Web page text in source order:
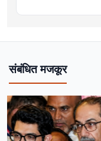
संबंधित मजकूर